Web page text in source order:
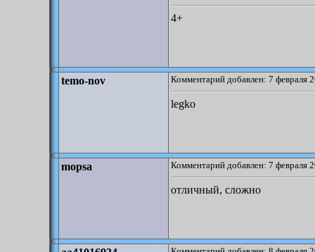
4+
temo-nov Комментарий добавлен: 7 февраля
legko
mopsa Комментарий добавлен: 7 февраля
отличный, сложно